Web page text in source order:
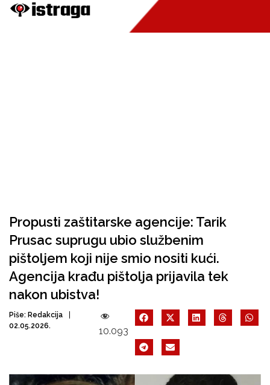
Propusti zaštitarske agencije: Tarik
Prusac suprugu ubio službenim
pištoljem koji nije smio nositi kući.
Agencija krađu pištolja prijavila tek
nakon ubistva!
Piše: Redakcija
02.05.2026.
10.093